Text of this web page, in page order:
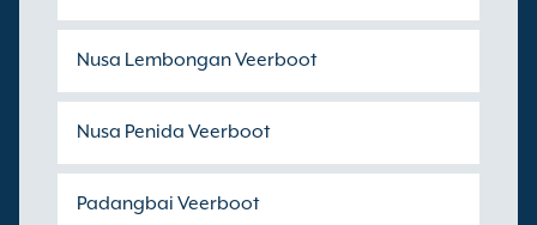
Nusa Lembongan Veerboot
Nusa Penida Veerboot
Padangbai Veerboot